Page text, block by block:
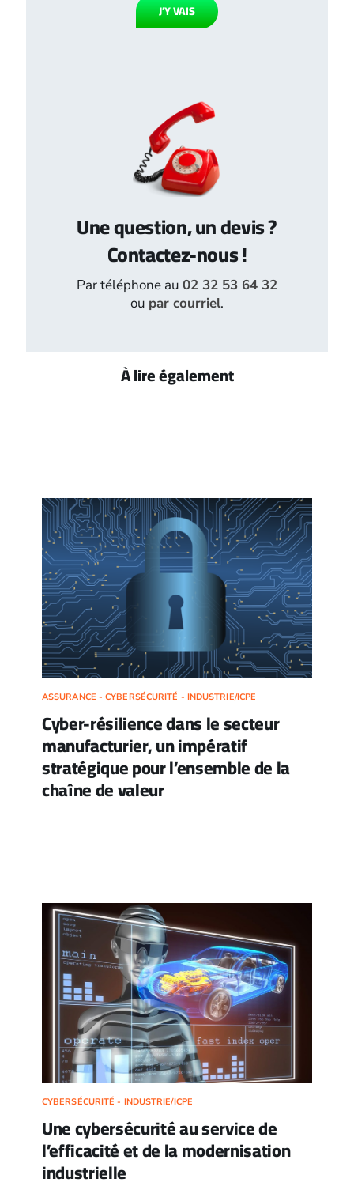
J’Y VAIS
Une question, un devis ?
Contactez-nous !
Par téléphone au 02 32 53 64 32
ou par courriel.
À lire également
ASSURANCE - CYBERSÉCURITÉ - INDUSTRIE/ICPE
Cyber-résilience dans le secteur
manufacturier, un impératif
stratégique pour l’ensemble de la
chaîne de valeur
CYBERSÉCURITÉ - INDUSTRIE/ICPE
Une cybersécurité au service de
l’efficacité et de la modernisation
industrielle